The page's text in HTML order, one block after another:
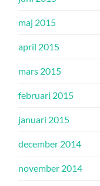
maj 2015
april 2015
mars 2015
februari 2015
januari 2015
december 2014
november 2014